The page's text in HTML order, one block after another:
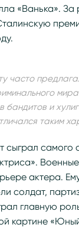
«Ванька». За
часто
и
таким
сыграл самого
актера.
солдат,
главную
картине